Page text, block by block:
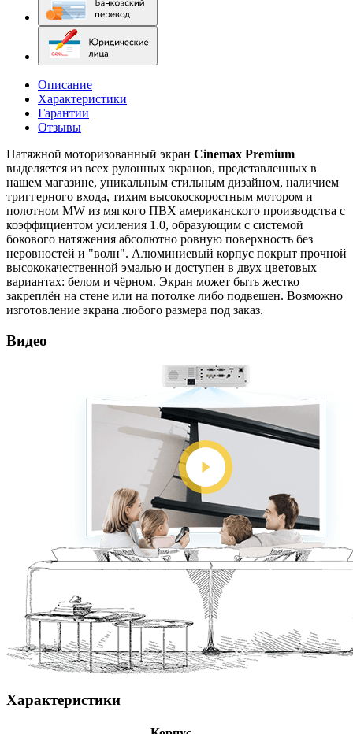
Описание
Характеристики
Гарантии
Отзывы
Натяжной моторизованный экран Cinemax Premium
выделяется из всех рулонных экранов, представленных в
нашем магазине, уникальным стильным дизайном, наличием
триггерного входа, тихим высокоскоростным мотором и
полотном MW из мягкого ПВХ американского производства с
коэффициентом усиления 1.0, образующим с системой
бокового натяжения абсолютно ровную поверхность без
неровностей и "волн". Алюминиевый корпус покрыт прочной
высококачественной эмалью и доступен в двух цветовых
вариантах: белом и чёрном. Экран может быть жестко
закреплён на стене или на потолке либо подвешен. Возможно
изготовление экрана любого размера под заказ.
Видео
Характеристики